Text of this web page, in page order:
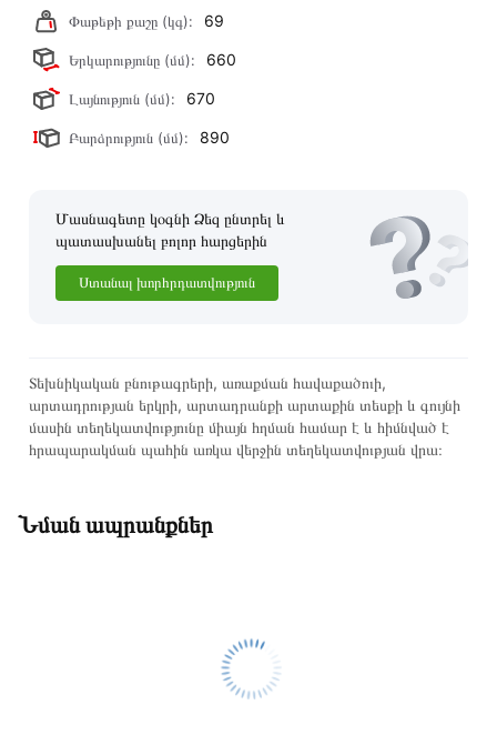
բոլոր ստանդարտներին։ Գնված ապրանքի վերադարձը
կատարվում է 14 օրվա ընթացքում:
Փաթեթի քաշը (կգ): 69
Երկարությունը (մմ): 660
Լայնություն (մմ): 670
Բարձրություն (մմ): 890
Մասնագետը կօգնի Ձեզ ընտրել և
պատասխանել բոլոր հարցերին
Ստանալ խորհրդատվություն
Տեխնիկական բնութագրերի, առաքման հավաքածուի,
արտադրության երկրի, արտադրանքի արտաքին տեսքի և գույնի
մասին տեղեկատվությունը միայն հղման համար է և հիմնված է
հրապարակման պահին առկա վերջին տեղեկատվության վրա։
Նման ապրանքներ